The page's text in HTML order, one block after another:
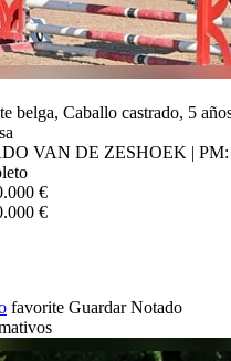
belga, Caballo castrado, 5
VAN DE ZESHOEK | PM:
€
€
favorite Guardar Notado